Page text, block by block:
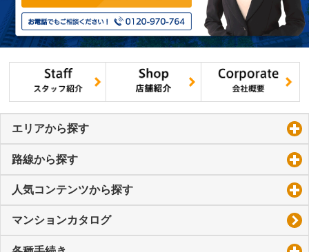
エリアから探す
路線から探す
人気コンテンツから探す
マンションカタログ